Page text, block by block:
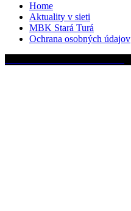
Home
Aktuality v sieti
MBK Stará Turá
Ochrana osobných údajov